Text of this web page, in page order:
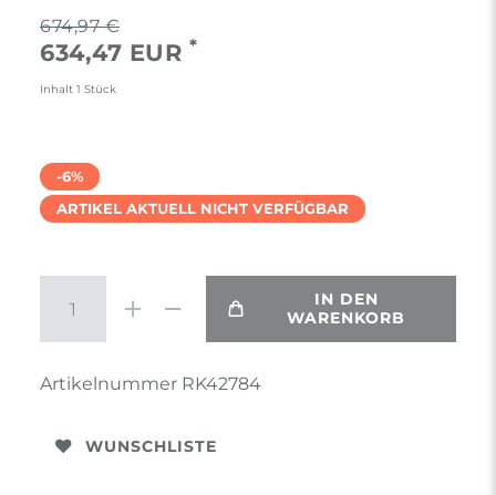
674,97 €
634,47 EUR *
Inhalt 1 Stück
-6%
ARTIKEL AKTUELL NICHT VERFÜGBAR
IN DEN
WARENKORB
Artikelnummer RK42784
WUNSCHLISTE